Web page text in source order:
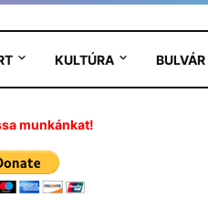
KULTÚRA BULVÁR
munkánkat!